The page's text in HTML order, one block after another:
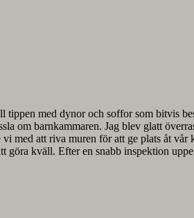
tippen med dynor och soffor som bitvis
om barnkammaren. Jag blev glatt
med att riva muren för att ge plats åt
göra kväll. Efter en snabb inspektion